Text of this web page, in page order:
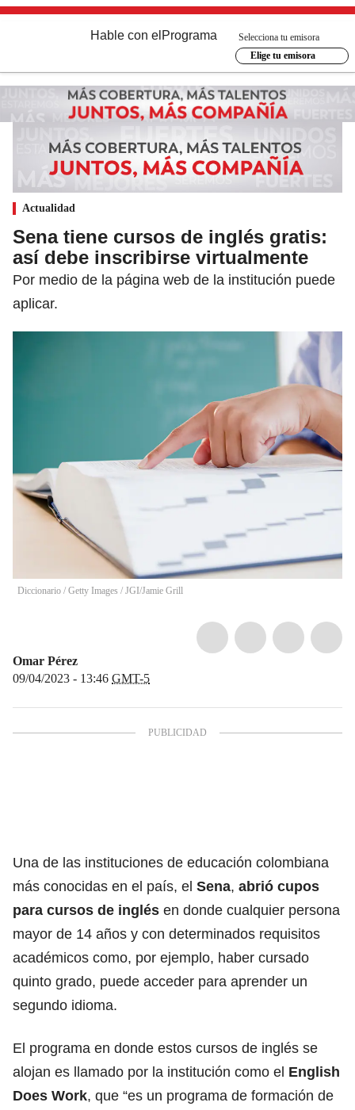
Hable con el Programa
Selecciona tu emisora
Elige tu emisora
Actualidad
Sena tiene cursos de inglés gratis:
así debe inscribirse virtualmente
Por medio de la página web de la institución puede
aplicar.
Diccionario / Getty Images / JGI/Jamie Grill
Omar Pérez
09/04/2023 - 13:46 GMT-5
Una de las instituciones de educación colombiana
más conocidas en el país, el Sena, abrió cupos
para cursos de inglés en donde cualquier persona
mayor de 14 años y con determinados requisitos
académicos como, por ejemplo, haber cursado
quinto grado, puede acceder para aprender un
segundo idioma.
El programa en donde estos cursos de inglés se
alojan es llamado por la institución como el English
Does Work, que “es un programa de formación de